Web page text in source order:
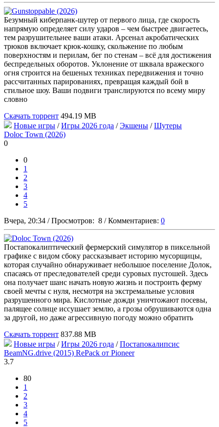
Безумный киберпанк-шутер от первого лица, где скорость
напрямую определяет силу ударов – чем быстрее двигаетесь,
тем разрушительнее ваши атаки. Арсенал акробатических
трюков включает крюк-кошку, скольжение по любым
поверхностям и перилам, бег по стенам – всё для достижения
беспредельных оборотов. Уклонение от шквала вражеского
огня строится на бешеных техниках передвижения и точно
рассчитанных парированиях, превращая каждый бой в
стильное шоу. Ваши подвиги транслируются по всему миру
словно
Скачать торрент 494.19 MB
Новые игры /Игры 2026 года /Экшены /Шутеры
Doloc Town (2026)
0
0
1
2
3
4
5
Вчера, 20:34 / Просмотров: 8 / Комментариев: 0
Постапокалиптический фермерский симулятор в пиксельной
графике с видом сбоку рассказывает историю мусорщицы,
которая случайно обнаруживает небольшое поселение Долок,
спасаясь от преследователей среди суровых пустошей. Здесь
она получает шанс начать новую жизнь и построить ферму
своей мечты с нуля, несмотря на экстремальные условия
разрушенного мира. Кислотные дожди уничтожают посевы,
палящее солнце иссушает землю, а грозы обрушиваются одна
за другой, но даже агрессивную погоду можно обратить
Скачать торрент 837.88 MB
Новые игры /Игры 2026 года /Постапокалипсис
BeamNG.drive (2015) RePack от Pioneer
3.7
80
1
2
3
4
5